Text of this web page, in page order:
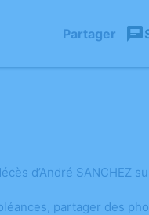
Partager
d’André SANCHEZ
partager des